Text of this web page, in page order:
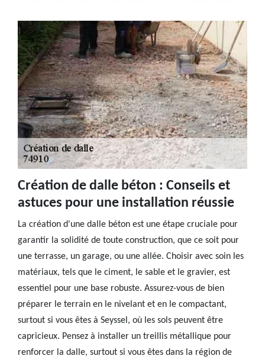
Création de dalle béton : Conseils et
astuces pour une installation réussie
La création d'une dalle béton est une étape cruciale pour
garantir la solidité de toute construction, que ce soit pour
une terrasse, un garage, ou une allée. Choisir avec soin les
matériaux, tels que le ciment, le sable et le gravier, est
essentiel pour une base robuste. Assurez-vous de bien
préparer le terrain en le nivelant et en le compactant,
surtout si vous êtes à Seyssel, où les sols peuvent être
capricieux. Pensez à installer un treillis métallique pour
renforcer la dalle, surtout si vous êtes dans la région de